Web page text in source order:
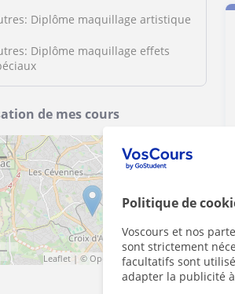
Politique de
Voscours et nos
sont strictement
facultatifs sont
adapter la publicité
Diplôme maquillage artistique
Diplôme maquillage effets
de mes cours
Leaflet | ©OpenStreetMapcontributors